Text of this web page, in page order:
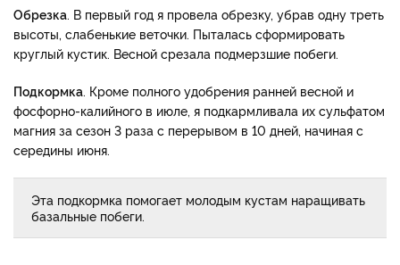
Обрезка. В первый год я провела обрезку, убрав одну треть
высоты, слабенькие веточки. Пыталась сформировать
круглый кустик. Весной срезала подмерзшие побеги.
Подкормка. Кроме полного удобрения ранней весной и
фосфорно-калийного в июле, я подкармливала их сульфатом
магния за сезон 3 раза с перерывом в 10 дней, начиная с
середины июня.
Эта подкормка помогает молодым кустам наращивать
базальные побеги.